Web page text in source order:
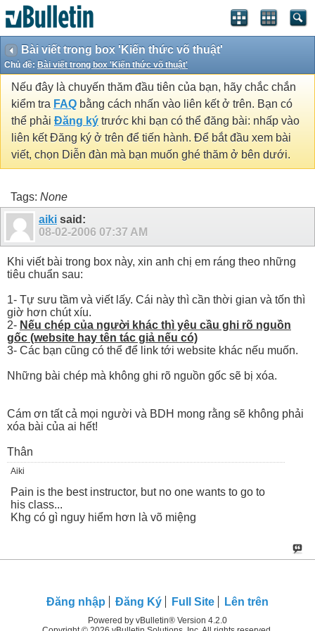
Bài viết trong box 'Kiến thức võ thuật'
Chủ đề: Bài viết trong box 'Kiến thức võ thuật'
Nếu đây là chuyến thăm đầu tiên của bạn, hãy chắc chắn
kiểm tra FAQ bằng cách nhấn vào liên kết ở trên. Bạn có
thể phải Đăng ký trước khi bạn có thể đăng bài: nhấp vào
liên kết Đăng ký ở trên để tiến hành. Để bắt đầu xem bài
viết, chọn Diễn đàn mà bạn muốn ghé thăm ở bên dưới.
Tags: None
aiki said:
08-02-2006 07:37 AM
Khi viết bài trong box này, xin anh chị em ráng theo những
tiêu chuẩn sau:
1- Tự sưu tầm và viết lấy. Cái này thì cần thời gian và tốn thì
giờ hơn chút xíu.
2- Nếu chép của người khác thì yêu cầu ghi rõ nguồn
gốc (website hay tên tác giả nếu có)
3- Các bạn cũng có thể để link tới website khác nếu muốn.
Những bài chép mà không ghi rõ nguồn gốc sẽ bị xóa.
Cám ơn tất cả mọi người và BDH mong rằng sẽ không phải
xóa bài của ai hết!
Thân
Aiki
Pain is the best instructor, but no one wants to go to
his class...
Khg có gì nguy hiểm hơn là võ miệng
Đăng nhập Đăng Ký Full Site Lên trên
Powered by vBulletin® Version 4.2.0